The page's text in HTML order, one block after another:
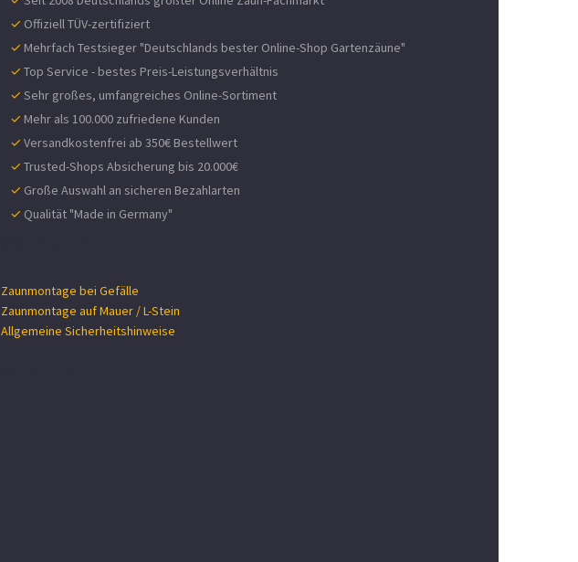
✓ Offiziell TÜV-zertifiziert
✓ Mehrfach Testsieger "Deutschlands bester Online-Shop Gartenzäune"
✓ Top Service - bestes Preis-Leistungsverhältnis
✓ Sehr großes, umfangreiches Online-Sortiment
✓ Mehr als 100.000 zufriedene Kunden
✓ Versandkostenfrei ab 350€ Bestellwert
✓ Trusted-Shops Absicherung bis 20.000€
✓ Große Auswahl an sicheren Bezahlarten
✓ Qualität "Made in Germany"
Zaunmontage bei Gefälle
Zaunmontage auf Mauer / L-Stein
Allgemeine Sicherheitshinweise